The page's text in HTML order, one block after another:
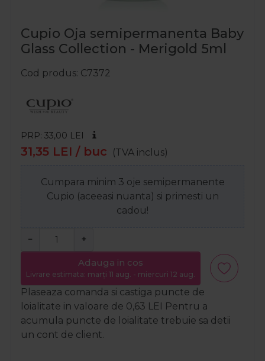
Cupio Oja semipermanenta Baby
Glass Collection - Merigold 5ml
Cod produs C7372
PRP: 33,00 LEI
31,35 LEI / buc (TVA inclus)
Cumpara minim 3 oje semipermanente
Cupio (aceeasi nuanta) si primesti un
cadou!
− +
Adauga in cos
Livrare estimata: marți 11 aug. - miercuri 12 aug.
Plaseaza comanda si castiga puncte de
loialitate in valoare de 0,63 LEI Pentru a
acumula puncte de loialitate trebuie sa detii
un cont de client.